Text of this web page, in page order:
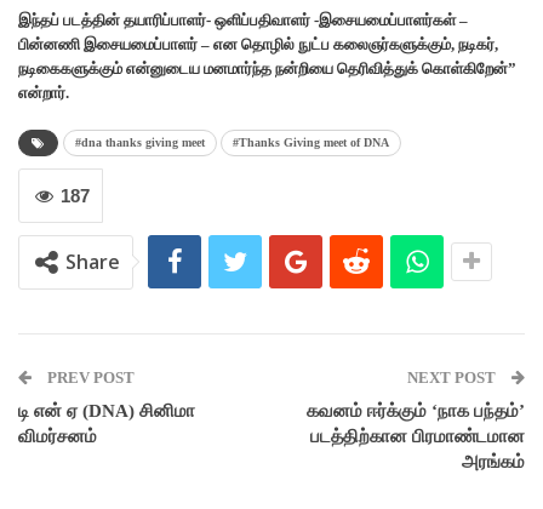
இந்தப் படத்தின் தயாரிப்பாளர்- ஒளிப்பதிவாளர் -இசையமைப்பாளர்கள் –
பின்னணி இசையமைப்பாளர் – என தொழில் நுட்ப கலைஞர்களுக்கும், நடிகர்,
நடிகைகளுக்கும் என்னுடைய மனமார்ந்த நன்றியை தெரிவித்துக் கொள்கிறேன்”
என்றார்.
#dna thanks giving meet #Thanks Giving meet of DNA
187
Share
PREV POST
டி என் ஏ (DNA) சினிமா
விமர்சனம்
NEXT POST
கவனம் ஈர்க்கும் ‘நாக பந்தம்’
படத்திற்கான பிரமாண்டமான
அரங்கம்